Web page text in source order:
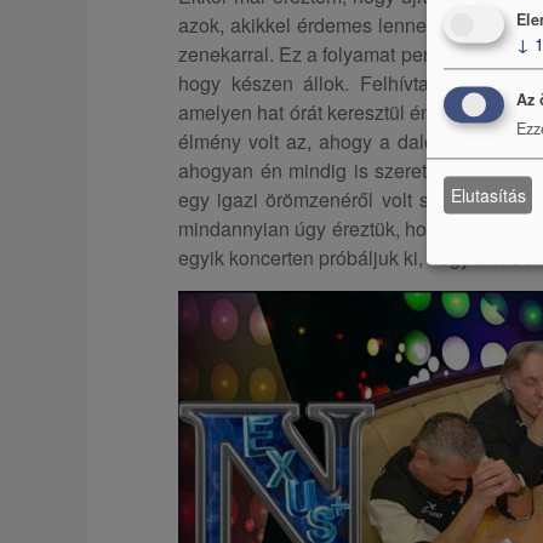
azok, akikkel érdemes lenne egyesíteni
zenekarral. Ez a folyamat persze nem
hogy készen állok. Felhívtam a
amelyen hat órát keresztül énekeltem.
élmény volt az, ahogy a dalok egyik
ahogyan én mindig is szerettem volna.
egy igazi örömzenéről volt szó. Persze,
mindannyian úgy éreztük, hogy igen,
egyik koncerten próbáljuk ki, hogy
↓ 1
Az
Elutasítás